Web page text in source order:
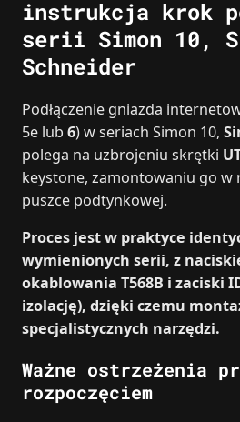
instrukcja krok
serii Simon 10,
Schneider
Podłączenie gniazda
5e lub 6) w seriach Simon 10,
polega na uzbrojeniu skrętki
keystone, zamontowaniu go w
puszce podtynkowej.
Proces jest w praktyce
wymienionych serii, z
okablowania T568B i zaciski
izolację), dzięki czemu
specjalistycznych narzędzi.
Ważne ostrzeżenia
rozpoczęciem